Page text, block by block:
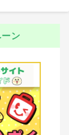
ン